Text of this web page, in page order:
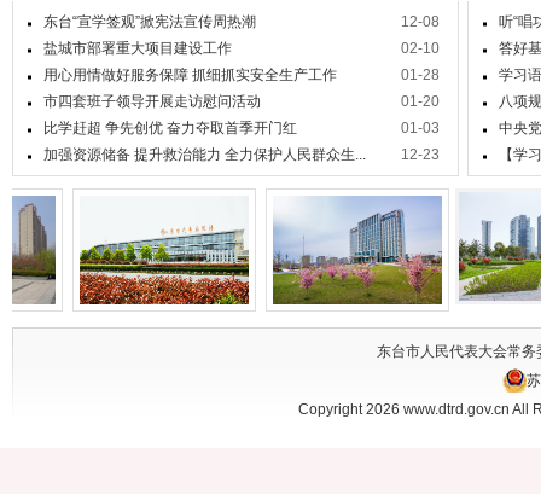
12-08
东台“宣学签观”掀宪法宣传周热潮
02-10
盐城市部署重大项目建设工作
01-28
用心用情做好服务保障 抓细抓实安全生产工作
01-20
市四套班子领导开展走访慰问活动
01-03
比学赶超 争先创优 奋力夺取首季开门红
12-23
加强资源储备 提升救治能力 全力保护人民群众生...
听“唱
答好
学习
八项
中央
【学
东台市人民代表大会常
Copyright 2026 www.dtrd.gov.cn All